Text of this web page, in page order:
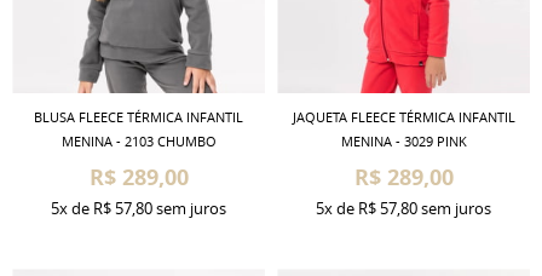
BLUSA FLEECE TÉRMICA INFANTIL
MENINA - 2103 CHUMBO
R$ 289,00
5xde R$ 57,80sem juros
JAQUETA FLEECE TÉRMICA INFANTIL
MENINA - 3029 PINK
R$ 289,00
5xde R$ 57,80sem juros